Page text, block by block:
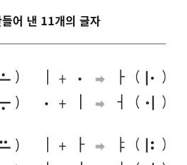
어 낸 11개의 글자